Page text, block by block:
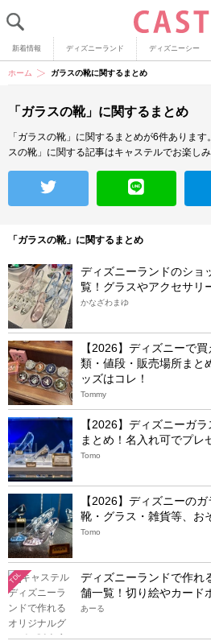
新着情報 ディズニーランド ディズニーシー
ホーム ガラスの靴に関するまとめ
「ガラスの靴」に関するまとめ
「ガラスの靴」に関するまとめが6件あります。
スの靴」に関する記事はキャステルでお楽しみ
「ガラスの靴」に関するまとめ
ディズニーランドのショ
覧！グラスやアクセサリ
かなざわまゆ
【2026】ディズニーで
類・値段・販売場所まと
ッズはコレ！
Tommy
【2026】ディズニーガ
まとめ！名入れ可でプレ
Tomo
【2026】ディズニーの
靴・グラス・雑貨等、お
Tomo
TDL
ディズニーランドで作れ
舗一覧！切り絵やカード
あーる